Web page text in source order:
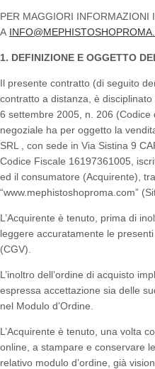
PER MAGGIORI INFORMAZIONI
A
1. DEFINIZIONE E OGGETTO
Il presente contratto (di seguito
contratto a distanza, è disciplinato
6 settembre 2005, n. 206
negoziale ha per oggetto la
SRL , con sede in Via Sistina 9
Codice Fiscale 16197361005,
ed il consumatore (Acquirente),
“www.mephistoshoproma.com”
L’Acquirente è tenuto, prima di
leggere accuratamente le
(CGV).
L’inoltro dell’ordine di acquisto
espressa accettazione sia delle
nel Modulo d’Ordine.
L’Acquirente è tenuto, una volta
online, a stampare e conservare
relativo modulo d’ordine, già